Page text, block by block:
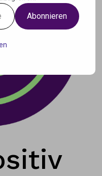
Abonnieren